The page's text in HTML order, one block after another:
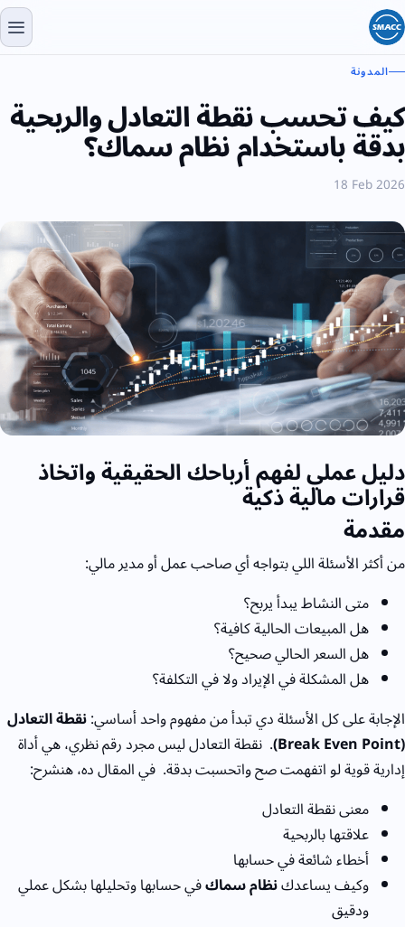
المدونة
كيف تحسب نقطة التعادل والربحية
بدقة باستخدام نظام سماك؟
18 Feb 2026
دليل عملي لفهم أرباحك الحقيقية واتخاذ
قرارات مالية ذكية
مقدمة
من أكثر الأسئلة اللي بتواجه أي صاحب عمل أو مدير مالي:
متى النشاط يبدأ يربح؟
هل المبيعات الحالية كافية؟
هل السعر الحالي صحيح؟
هل المشكلة في الإيراد ولا في التكلفة؟
الإجابة على كل الأسئلة دي تبدأ من مفهوم واحد أساسي:نقطة التعادل
(
Break Even Point)
. نقطة التعادل ليس مجرد رقم نظري،هي أداة
إدارية قوية لو اتفهمت صح واتحسبت بدقة. في المقال ده، هنشرح:
معنى نقطة التعادل
علاقتها بالربحية
أخطاء شائعة في حسابها
وكيف يساعدكنظام سماكفي حسابها وتحليلها بشكل عملي
ودقيق